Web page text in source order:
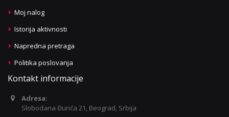
Moj nalog
Istorija aktivnosti
Napredna pretraga
Politika poslovanja
Kontakt informacije
Adresa:
Slobodana Đurića 21, Beograd, Srbija